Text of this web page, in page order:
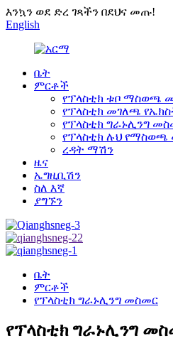
እንኳን ወደ ድረ ገጻችን በደህና መጡ!
English
ቤት
ምርቶች
የፕላስቲክ ቱቦ ማስወጫ
የፕላስቲክ መገለጫ
የፕላስቲክ ግራኑሊንግ
የፕላስቲክ ሉህ የማስወጫ
ረዳት ማሽን
ዜና
ኤግዚቢሽን
ስለ እኛ
ያግኙን
ቤት
ምርቶች
የፕላስቲክ ግራኑሊንግ መስመር
የፕላስቲክ ግራኑሊንግ